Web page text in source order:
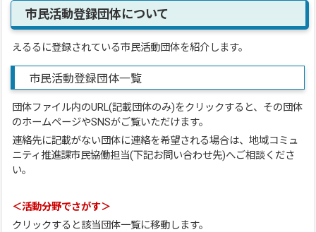
市民活動登録団体について
えるるに登録されている市民活動団体を紹介します。
市民活動登録団体一覧
団体ファイル内のURL(記載団体のみ)をクリックすると、その団体
のホームページやSNSがご覧いただけます。
連絡先に記載がない団体に連絡を希望される場合は、地域コミュ
ニティ推進課市民協働担当(下記お問い合わせ先)へご相談くださ
い。
＜活動分野でさがす＞
クリックすると該当団体一覧に移動します。